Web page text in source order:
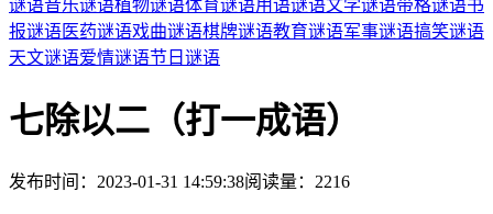
谜语音乐谜语植物谜语体育谜语用语谜语文学谜语带格谜语书
报谜语医药谜语戏曲谜语棋牌谜语教育谜语军事谜语搞笑谜语
天文谜语爱情谜语节日谜语
七除以二（打一成语）
发布时间：2023-01-31 14:59:38阅读量：2216